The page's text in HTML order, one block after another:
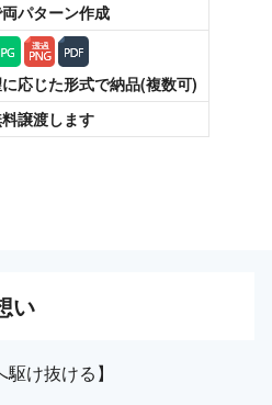
パターン作成
応じた形式で納品(複数可)
譲渡します
い
け抜ける】